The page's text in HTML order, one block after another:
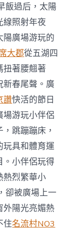
飯過后，太陽
線照射年夜
陽廣場游玩的
大郡從五湖四
扭著腰翹著
新春尾聲。廣
讚快活的節日
場游玩小伴侶
跳蹦蹦床，
玩具和體育運
。小伴侶玩得
熱烈繁華小
卻被廣場上一
外陽光亮媚熱
住名流村NO3